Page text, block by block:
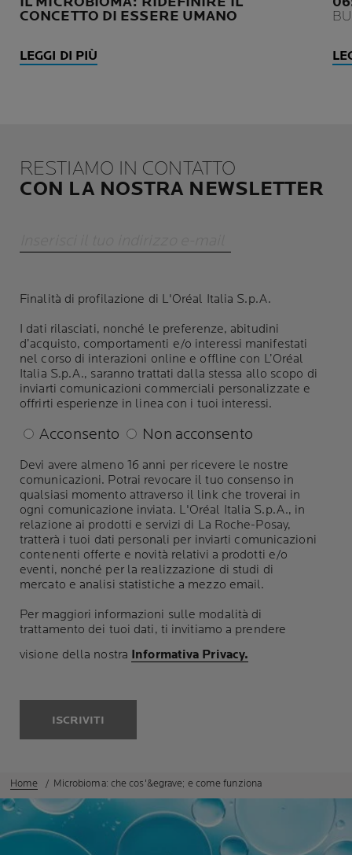
CONCETTO DI ESSERE UMANO
LEGGI DI PIÙ
RESTIAMO IN CONTATTO
CON LA NOSTRA NEWSLETTER
Finalità di profilazione di L'Oréal Italia S.p.A.
I dati rilasciati, nonché le preferenze, abitudini
d’acquisto, comportamenti e/o interessi manifestati
nel corso di interazioni online e offline con L’Oréal
Italia S.p.A., saranno trattati dalla stessa allo scopo di
inviarti comunicazioni commerciali personalizzate e
offrirti esperienze in linea con i tuoi interessi.
Acconsento Non acconsento
Devi avere almeno 16 anni per ricevere le nostre
comunicazioni. Potrai revocare il tuo consenso in
qualsiasi momento attraverso il link che troverai in
ogni comunicazione inviata. L'Oréal Italia S.p.A., in
relazione ai prodotti e servizi di La Roche-Posay,
tratterà i tuoi dati personali per inviarti comunicazioni
contenenti offerte e novità relativi a prodotti e/o
eventi, nonché per la realizzazione di studi di
mercato e analisi statistiche a mezzo email.
Per maggiori informazioni sulle modalità di
trattamento dei tuoi dati, ti invitiamo a prendere
visione della nostra Informativa Privacy.
ISCRIVITI
Home Microbioma: che cos'&egrave; e come funziona